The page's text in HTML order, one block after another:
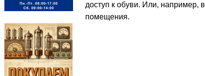
доступ к обуви. Или, например,
помещения.